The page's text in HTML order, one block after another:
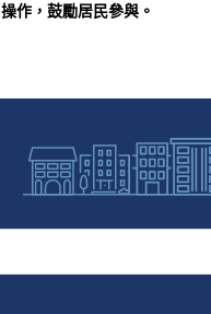
操作，鼓勵居民參與。